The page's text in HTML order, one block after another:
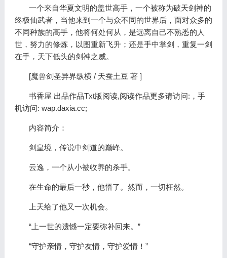
一个来自华夏文明的盖世高手，一个被称为破天剑神的
终极仙武者，当他来到一个与众不同的世界后，面对众多的
不同种族的高手，他将何处何从，是远离自己不熟悉的人
世，努力的修炼，以图重新飞升；还是手中掌剑，重复一剑
在手，天下低头的剑神之威。
[魔兽剑圣异界纵横 / 天蚕土豆 著 ]
书香屋 出品作品Txt版阅读,阅读作品更多请访问:，手
机访问: wap.daxia.cc;
内容简介：
剑皇境，传说中剑道的巅峰。
云逸，一个从小被收养的杀手。
在生命的最后一秒，他悟了。然而，一切枉然。
上天给了他又一次机会。
“上一世的遗憾一定要弥补回来。”
“守护亲情，守护友情，守护爱情！”